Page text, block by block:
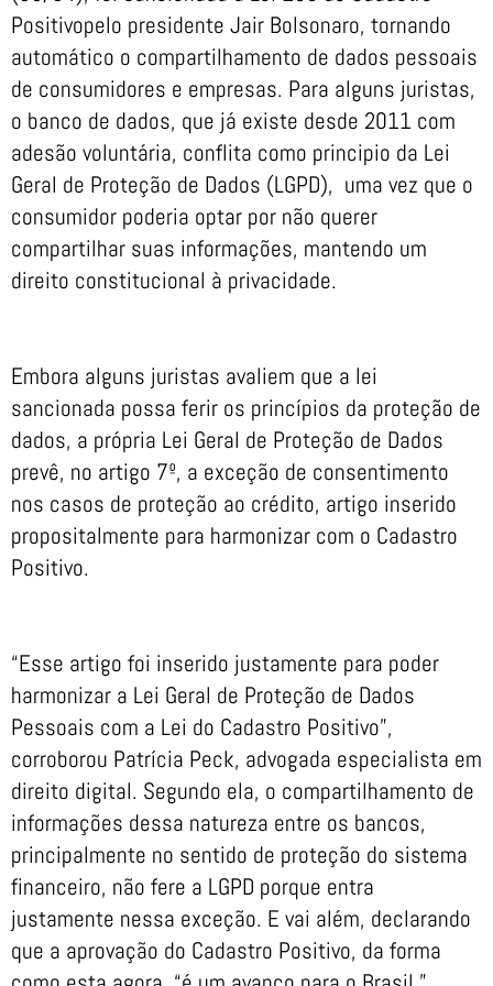
Positivopelo presidente Jair Bolsonaro, tornando
automático o compartilhamento de dados pessoais
de consumidores e empresas. Para alguns juristas,
o banco de dados, que já existe desde 2011 com
adesão voluntária, conflita como principio da Lei
Geral de Proteção de Dados (LGPD), uma vez que o
consumidor poderia optar por não querer
compartilhar suas informações, mantendo um
direito constitucional à privacidade.
Embora alguns juristas avaliem que a lei
sancionada possa ferir os princípios da proteção de
dados, a própria Lei Geral de Proteção de Dados
prevê, no artigo 7º, a exceção de consentimento
nos casos de proteção ao crédito, artigo inserido
propositalmente para harmonizar com o Cadastro
Positivo.
“Esse artigo foi inserido justamente para poder
harmonizar a Lei Geral de Proteção de Dados
Pessoais com a Lei do Cadastro Positivo”,
corroborou Patrícia Peck, advogada especialista em
direito digital. Segundo ela, o compartilhamento de
informações dessa natureza entre os bancos,
principalmente no sentido de proteção do sistema
financeiro, não fere a LGPD porque entra
justamente nessa exceção. E vai além, declarando
que a aprovação do Cadastro Positivo, da forma